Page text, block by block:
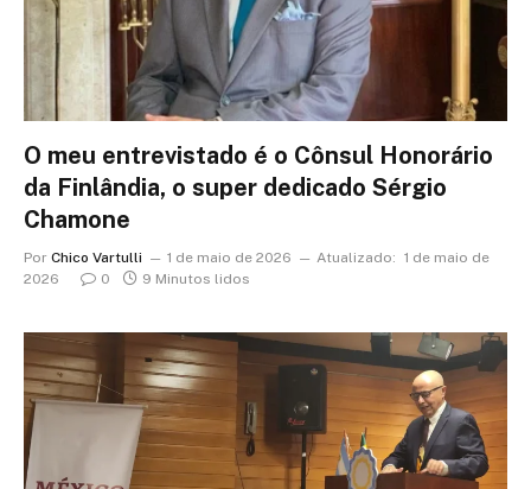
O meu entrevistado é o Cônsul Honorário
da Finlândia, o super dedicado Sérgio
Chamone
Por Chico Vartulli 1 de maio de 2026 Atualizado: 1 de maio de
2026
0 9 Minutos lidos